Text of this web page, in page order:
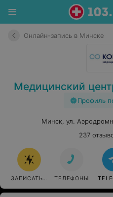
Онлайн-запись в Минске
Медицинский
Профиль
Минск, ул.
237
ЗАПИСАТЬСЯ ОНЛАЙН
ТЕЛЕФОНЫ